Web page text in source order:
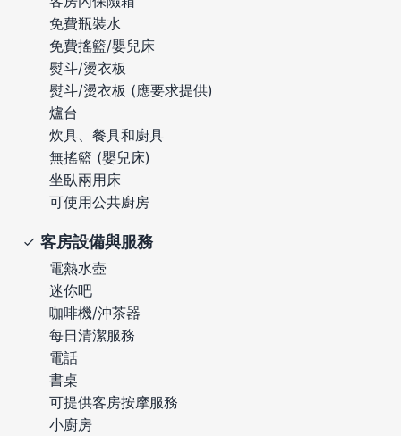
免費瓶裝水
免費搖籃/嬰兒床
熨斗/燙衣板
熨斗/燙衣板 (應要求提供)
爐台
炊具、餐具和廚具
無搖籃 (嬰兒床)
坐臥兩用床
可使用公共廚房
客房設備與服務
電熱水壺
迷你吧
咖啡機/沖茶器
每日清潔服務
電話
書桌
可提供客房按摩服務
小廚房